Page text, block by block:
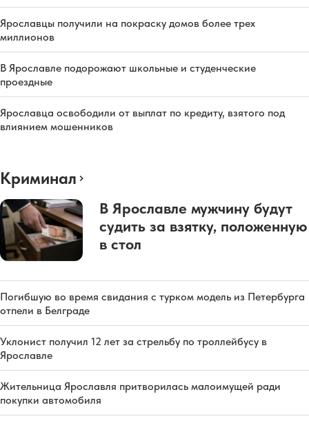
Ярославцы получили на покраску домов более трех
миллионов
В Ярославле подорожают школьные и студенческие
проездные
Ярославца освободили от выплат по кредиту, взятого под
влиянием мошенников
Криминал
В Ярославле мужчину будут
судить за взятку, положенную
в стол
Погибшую во время свидания с турком модель из Петербурга
отпели в Белграде
Уклонист получил 12 лет за стрельбу по троллейбусу в
Ярославле
Жительница Ярославля притворилась малоимущей ради
покупки автомобиля